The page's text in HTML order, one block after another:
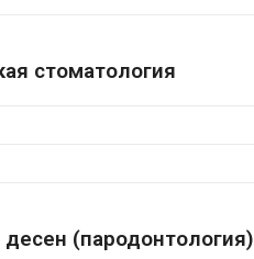
стоматология
(пародонтология)